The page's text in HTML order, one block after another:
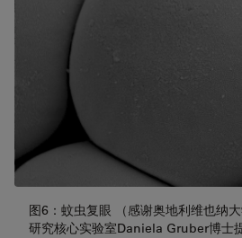
图6：蚊虫复眼 （感谢奥地利维也纳
研究核心实验室Daniela Gruber博士